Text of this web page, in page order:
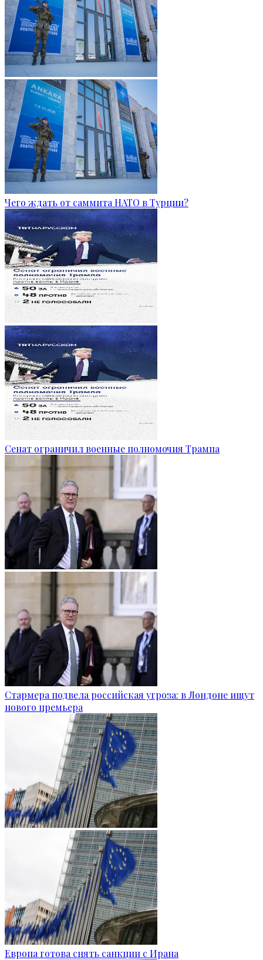
Чего ждать от саммита НАТО в Турции?
Сенат ограничил военные полномочия Трампа
Стармера подвела российская угроза: в Лондоне ищут
нового премьера
Европа готова снять санкции с Ирана